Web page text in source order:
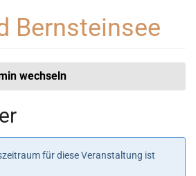
Bernsteinsee
wechseln
für diese Veranstaltung ist